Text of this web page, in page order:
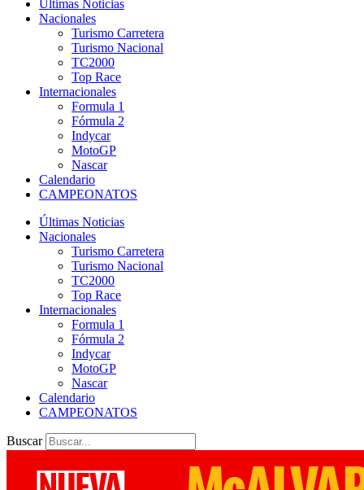
Últimas Noticias
Nacionales
Turismo Carretera
Turismo Nacional
TC2000
Top Race
Internacionales
Formula 1
Fórmula 2
Indycar
MotoGP
Nascar
Calendario
CAMPEONATOS
Últimas Noticias
Nacionales
Turismo Carretera
Turismo Nacional
TC2000
Top Race
Internacionales
Formula 1
Fórmula 2
Indycar
MotoGP
Nascar
Calendario
CAMPEONATOS
Buscar